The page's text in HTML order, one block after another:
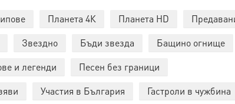
Планета 4К Планета HD
Звездно Бъди звезда
Бащино огнище
и легенди
Песен без граници
Участия в България
Гастроли в чужбина